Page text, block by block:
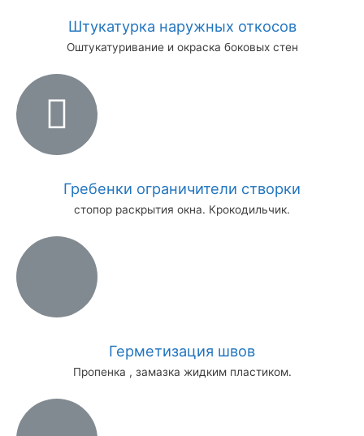
Штукатурка наружных откосов
Оштукатуривание и окраска боковых стен
Гребенки ограничители створки
стопор раскрытия окна. Крокодильчик.
Герметизация швов
Пропенка , замазка жидким пластиком.